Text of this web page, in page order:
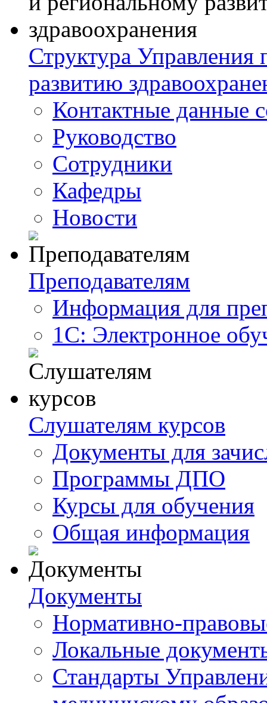
Структура
развитию
Контактные данные
Руководство
Сотрудники
Кафедры
Новости
Преподавателям
Информация для
1С: Электронное
Слушателям курсов
Документы для
Программы ДПО
Курсы для обучения
Общая информация
Документы
Нормативно-
Локальные
Стандарты